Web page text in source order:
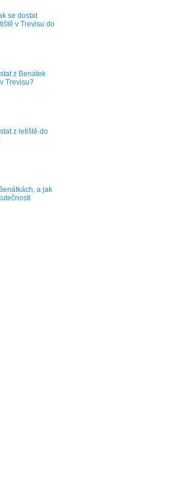
se dostat
v Trevisu do
z Benátek
Trevisu?
z letiště do
a jak